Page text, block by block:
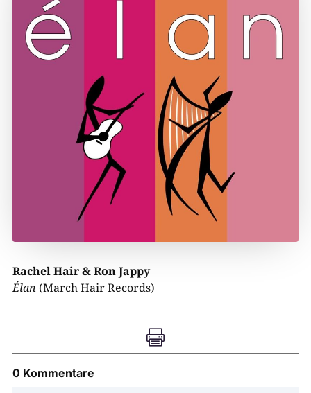
Rachel Hair & Ron Jappy
Élan (March Hair Records)

0 Kommentare